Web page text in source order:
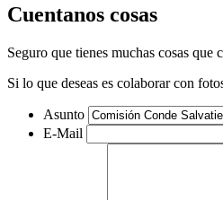
Cuentanos cosas
Seguro que tienes muchas cosas
Si lo que deseas es colaborar con
Asunto
E-Mail